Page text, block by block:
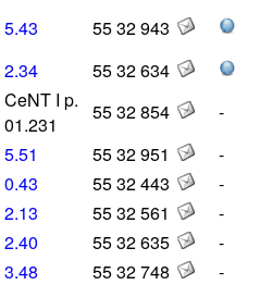
5.43
55 32 943
2.34
55 32 634
CeNT I p.
01.231
55 32 854
-
5.51 55 32 951
-
0.43 55 32 443
-
2.13 55 32 561
-
2.40 55 32 635
-
3.48 55 32 748
-